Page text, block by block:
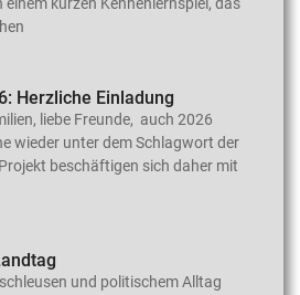
kurzen Kennenlernspiel, das
Herzliche Einladung
liebe Freunde, auch 2026
wieder unter dem Schlagwort der
beschäftigen sich daher mit
und politischem Alltag